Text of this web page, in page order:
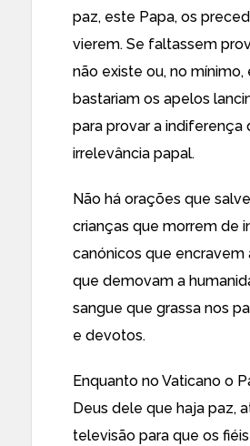
paz, este Papa, os
vierem. Se faltassem
não existe ou, no mínimo,
bastariam os apelos
para provar a indiferença
irrelevância papal.
Não há orações que
crianças que morrem de
canónicos que encravem
que demovam a
sangue que grassa nos
e devotos.
Enquanto no Vaticano o
Deus dele que haja paz,
televisão para que os